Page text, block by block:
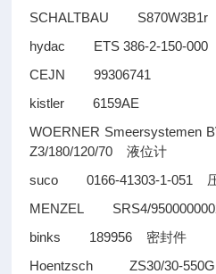
SCHALTBAU
hydac ETS 386-2-150-
CEJN 99306741
kistler 6159AE
WOERNER
Z3/180/120/70液位计
suco 0166-41303-1-051
MENZEL SRS4/
binks 189956 密封件
Hoentzsch ZS30/30-